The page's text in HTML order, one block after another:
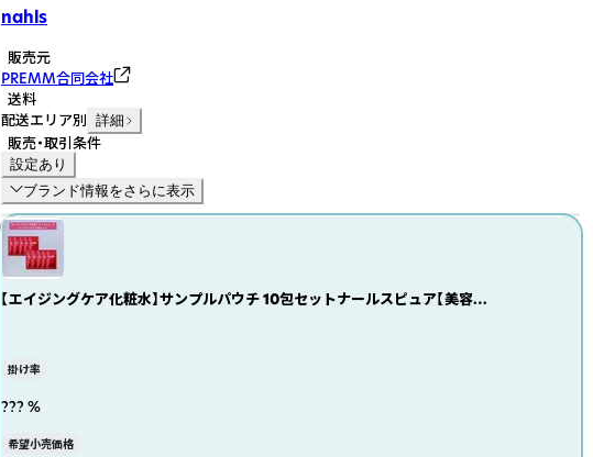
nahls
販売元
PREMM合同会社
送料
配送エリア別 詳細
販売・取引条件
設定あり
ブランド情報をさらに表示
【エイジングケア化粧水】サンプルパウチ 10包セットナールスピュア【美容皮
掛け率
??? %
希望小売価格